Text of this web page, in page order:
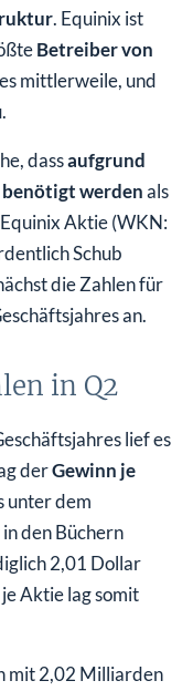
. Equinix ist
Betreiber von
mittlerweile, und
dassaufgrund
werdenals
Aktie (WKN:
Schub
die Zahlen für
an.
in Q2
lief es
derGewinn je
unter dem
den Büchern
2,01 Dollar
Aktie lag somit
mit 2,02 Milliarden